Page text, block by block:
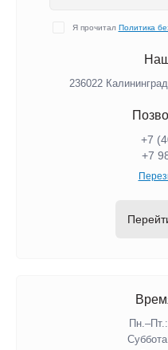
Я прочитал Политика
236022
+7
+7